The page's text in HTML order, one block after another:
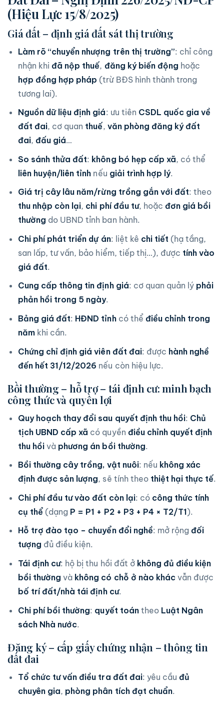
(Hiệu Lực 15/8/2025)
Giá đất – định giá đất sát thị trường
Làm rõ “chuyển nhượng trên thị trường”: chỉ công
nhận khi đã nộp thuế, đăng ký biến động hoặc
hợp đồng hợp pháp (trừ BĐS hình thành trong
tương lai).
Nguồn dữ liệu định giá: ưu tiên CSDL quốc gia về
đất đai, cơ quan thuế, văn phòng đăng ký đất
đai, đấu giá…
So sánh thửa đất: không bó hẹp cấp xã, có thể
liên huyện/liên tỉnh nếu giải trình hợp lý.
Giá trị cây lâu năm/rừng trồng gắn với đất: theo
thu nhập còn lại, chi phí đầu tư, hoặc đơn giá bồi
thường do UBND tỉnh ban hành.
Chi phí phát triển dự án: liệt kê chi tiết (hạ tầng,
san lấp, tư vấn, bảo hiểm, tiếp thị…), được tính vào
giá đất.
Cung cấp thông tin định giá: cơ quan quản lý phải
phản hồi trong 5 ngày.
Bảng giá đất: HĐND tỉnhcó thể điều chỉnh trong
nămkhi cần.
Chứng chỉ định giá viên đất đai: được hành nghề
đến hết 31/12/2026 nếu còn hiệu lực.
Bồi thường – hỗ trợ – tái định cư: minh bạch
công thức và quyền lợi
Quy hoạch thay đổi sau quyết định thu hồi: Chủ
tịch UBND cấp xã có quyền điều chỉnh quyết định
thu hồi và phương án bồi thường.
Bồi thường cây trồng, vật nuôi: nếu không xác
định được sản lượng, sẽ tính theo thiệt hại thực tế.
Chi phí đầu tư vào đất còn lại: có công thức tính
cụ thể (dạng P = P1 + P2 + P3 + P4 × T2/T1).
Hỗ trợ đào tạo – chuyển đổi nghề: mở rộng đối
tượng đủ điều kiện.
Tái định cư: hộ bị thu hồi đất ở không đủ điều kiện
bồi thường và không có chỗ ở nào khác vẫn được
bố trí đất/nhà tái định cư.
Chi phí bồi thường: quyết toántheo Luật Ngân
sách Nhà nước.
Đăng ký – cấp giấy chứng nhận – thông tin
đất đai
Tổ chức tư vấn điều tra đất đai: yêu cầu đủ
chuyên gia, phòng phân tích đạt chuẩn.